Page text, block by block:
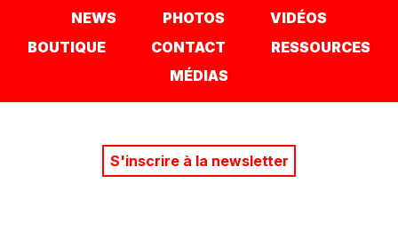
NEWS PHOTOS
VIDÉOS
BOUTIQUE
CONTACT
RESSOURCES
MÉDIAS
S'inscrire à la newsletter